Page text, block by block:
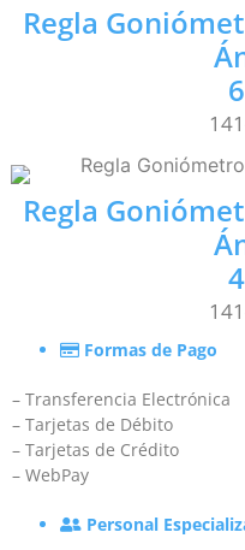
Regla
Regla
Formas de Pago
– Transferencia Electrónica
– Tarjetas de Débito
– Tarjetas de Crédito
– WebPay
Personal